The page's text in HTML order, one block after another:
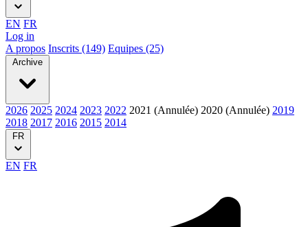
EN FR
Log in
A propos Inscrits (149) Equipes (25)
Archive
2026 2025 2024 2023 2022 2021 (Annulée) 2020 (Annulée) 2019
2018 2017 2016 2015 2014
FR
EN FR